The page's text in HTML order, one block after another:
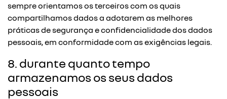
sempre orientamos os terceiros com os quais
compartilhamos dados a adotarem as melhores
práticas de segurança e confidencialidade dos dados
pessoais, em conformidade com as exigências legais.
8. durante quanto tempo
armazenamos os seus dados
pessoais